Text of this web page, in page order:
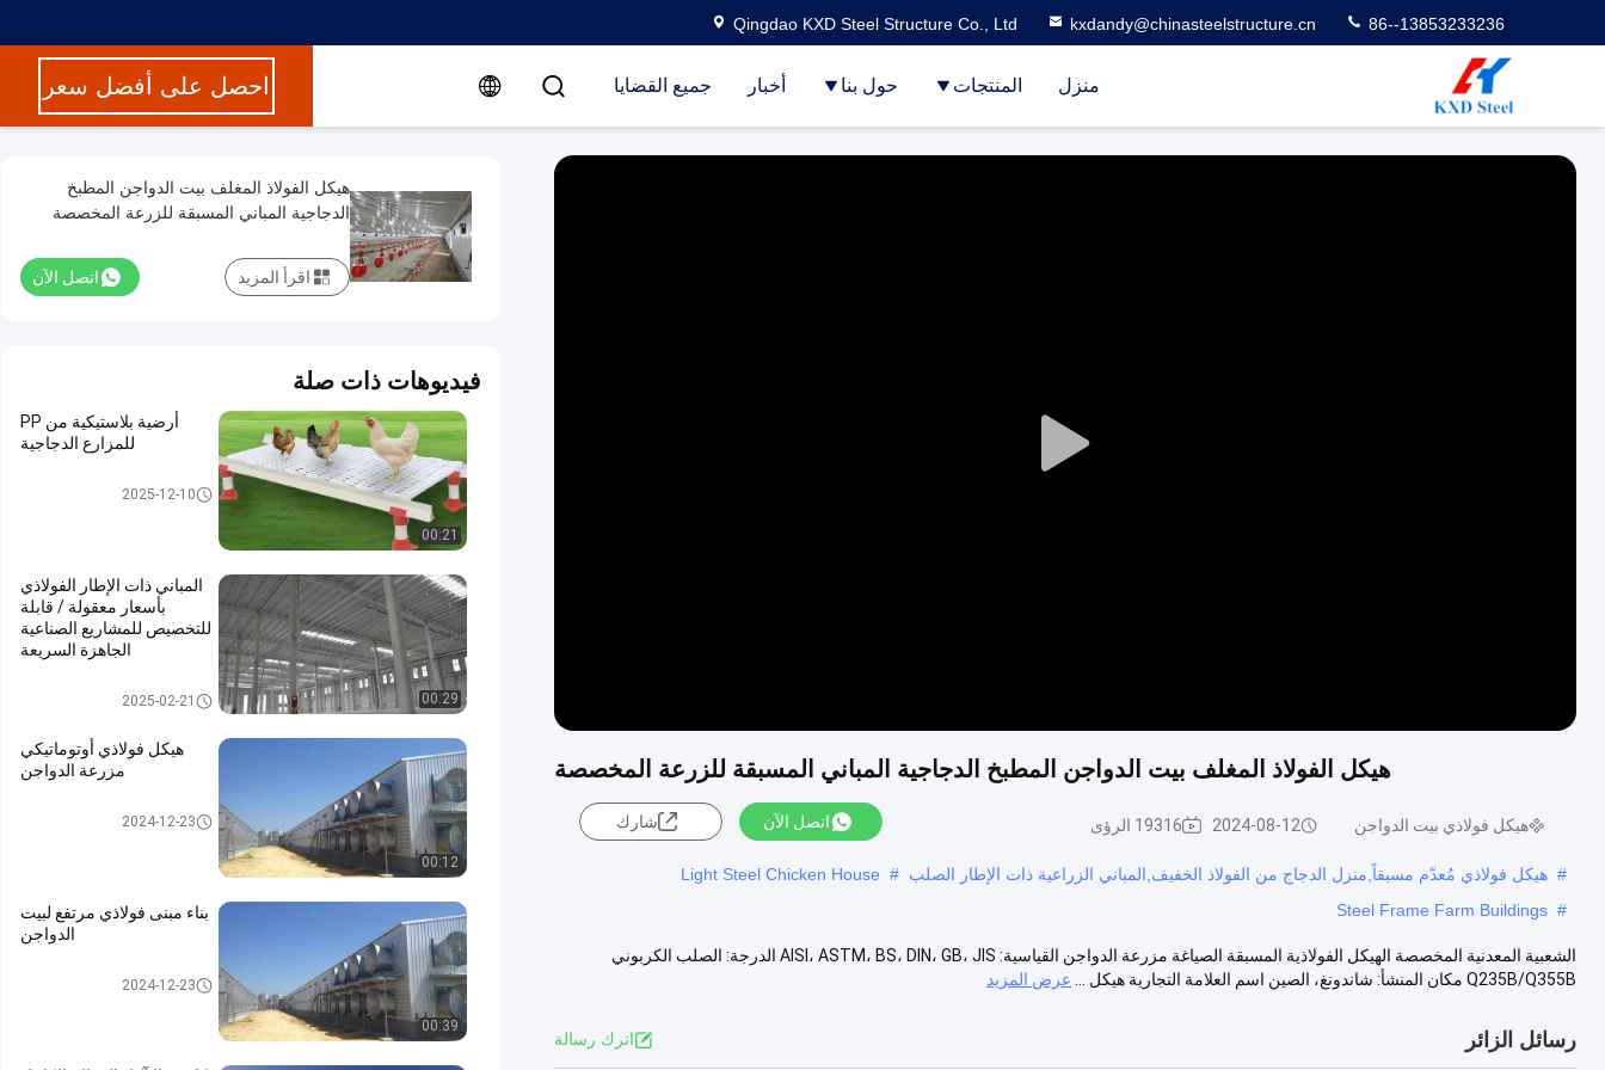
Qingdao KXD Steel Structure Co., Ltd kxdandy@chinasteelstructure.cn 86--13853233236
منزل المنتجات حول بنا أخبار جميع القضايا احصل على أفضل سعر
Play
هيكل الفولاذ المغلف بيت الدواجن المطبخ الدجاجية المباني المسبقة للزرعة المخصصة
هيكل فولاذي بيت الدواجن 2024-08-12 19316 الرؤى اتصل الآن شارك
# هيكل فولاذي مُعدّم مسبقاً,منزل الدجاج من الفولاذ الخفيف,المباني الزراعية ذات الإطار الصلب #
Light Steel Chicken House
#
Steel Frame Farm Buildings
الشعبية المعدنية المخصصة الهيكل الفولاذية المسبقة الصياغة مزرعة الدواجن القياسية: AISI، ASTM، BS، DIN، GB، JIS الدرجة: الصلب الكربوني
Q235B/Q355B مكان المنشأ: شاندونغ، الصين اسم العلامة التجارية هيكل ...
عرض المزيد
رسائل الزائر اترك رسالة
هيكل الفولاذ المغلف بيت الدواجن المطبخ
الدجاجية المباني المسبقة للزرعة المخصصة
اتصل الآن اقرأ المزيد
فيديوهات ذات صلة
00:21
أرضية بلاستيكية من PP
للمزارع الدجاجية
هيكل فولاذي بيت الدواجن
2025-12-10
00:29
المباني ذات الإطار الفولاذي
بأسعار معقولة / قابلة
للتخصيص للمشاريع الصناعية
الجاهزة السريعة
2025-02-21
00:12
هيكل فولاذي أوتوماتيكي
مزرعة الدواجن
هيكل فولاذي بيت الدواجن
2024-12-23
00:39
بناء مبنى فولاذي مرتفع لبيت
الدواجن
هيكل فولاذي بيت الدواجن
2024-12-23